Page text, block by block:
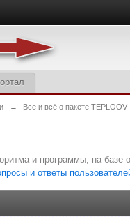
→ Все и всё о пакете TEPLOOV
и программы, на базе
и ответы